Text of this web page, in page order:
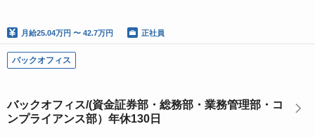
月給25.04万円 〜 42.7万円 正社員
バックオフィス
バックオフィス/(資金証券部・総務部・業務管理部・コ
ンプライアンス部）年休130日